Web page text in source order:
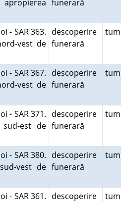
funerară
- SAR 363.
vest de
descoperire
funerară
- SAR 367.
vest de
descoperire
funerară
- SAR 371.
est de
descoperire
funerară
- SAR 380.
vest de
descoperire
funerară
- SAR 361. descoperire